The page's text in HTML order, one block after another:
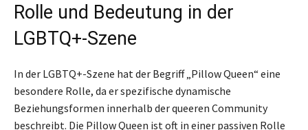
Rolle und Bedeutung in der
LGBTQ+-Szene
In der LGBTQ+-Szene hat der Begriff „Pillow Queen“ eine
besondere Rolle, da er spezifische dynamische
Beziehungsformen innerhalb der queeren Community
beschreibt. Die Pillow Queen ist oft in einer passiven Rolle